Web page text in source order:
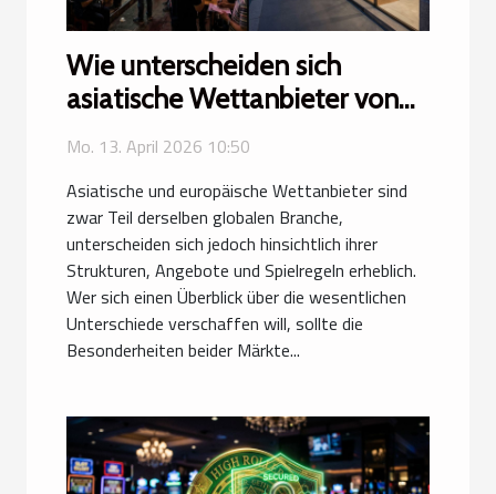
Wie unterscheiden sich
asiatische Wettanbieter von
Mo. 13. April 2026 10:50
Asiatische und europäische Wettanbieter sind
zwar Teil derselben globalen Branche,
unterscheiden sich jedoch hinsichtlich ihrer
Strukturen, Angebote und Spielregeln erheblich.
Wer sich einen Überblick über die wesentlichen
Unterschiede verschaffen will, sollte die
Besonderheiten beider Märkte...